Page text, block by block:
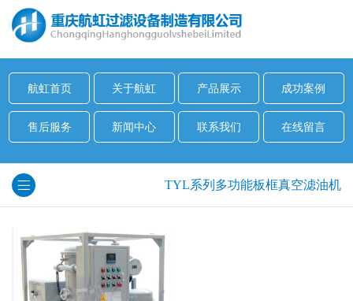
航虹首页 关于航虹 产品展示 成功案例
售后服务 新闻中心 联系我们 在线留言
TYL系列多功能板框真空滤油机